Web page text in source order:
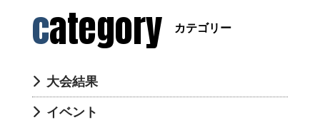
category カテゴリー
大会結果
イベント